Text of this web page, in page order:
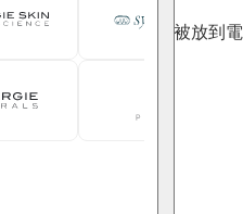
可同時檢查電郵是否被放到電